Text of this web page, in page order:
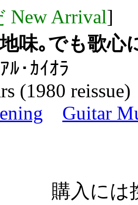
New Arrival]
味｡でも歌心
ｱﾙ･ｶｲｵﾗ
(1980 reissue)
Guitar
購入には